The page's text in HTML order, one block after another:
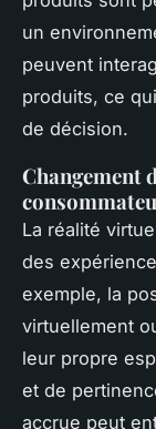
un
peuvent
produits, ce
de décision.
Changement
La réalité
des
exemple, la
virtuellement
leur propre
et de
accrue peut